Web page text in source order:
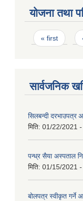
योजना तथा
Pages
« first
सार्वजनिक
सिलबन्दी दरभाउपत्र
मिति: 01/22/2021
पन्ध्र सैया अस्पताल
मिति: 01/15/2021
बोलपत्र स्वीकृत गर्ने